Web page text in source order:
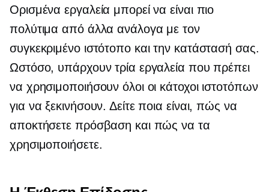
Ορισμένα εργαλεία μπορεί να είναι πιο
πολύτιμα από άλλα ανάλογα με τον
συγκεκριμένο ιστότοπο και την κατάστασή σας.
Ωστόσο, υπάρχουν τρία εργαλεία που πρέπει
να χρησιμοποιήσουν όλοι οι κάτοχοι ιστοτόπων
για να ξεκινήσουν. Δείτε ποια είναι, πώς να
αποκτήσετε πρόσβαση και πώς να τα
χρησιμοποιήσετε.